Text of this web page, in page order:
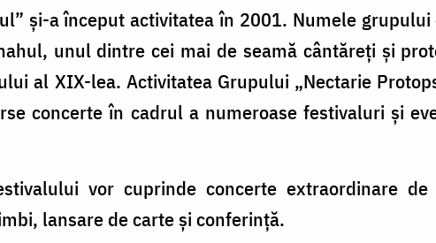
şi-a început activitatea în 2001. Numele
unul dintre cei mai de seamă cântăreţi şi
al XIX-lea. Activitatea Grupului „Nectarie
concerte în cadrul a numeroase festivaluri şi
vor cuprinde concerte extraordinare
lansare de carte şi conferinţă.